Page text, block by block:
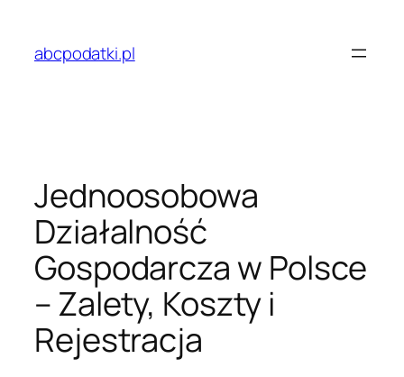
treściabcpodatki.pl
Jednoosobowa
Działalność
Gospodarcza w Polsce
– Zalety, Koszty i
Rejestracja